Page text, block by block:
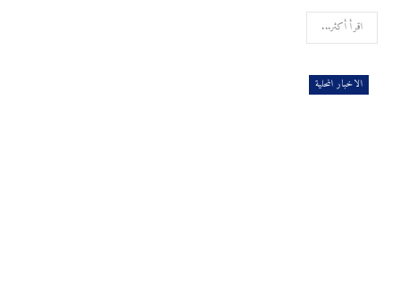
اقرأ أكثر...
الاخبار المحلية